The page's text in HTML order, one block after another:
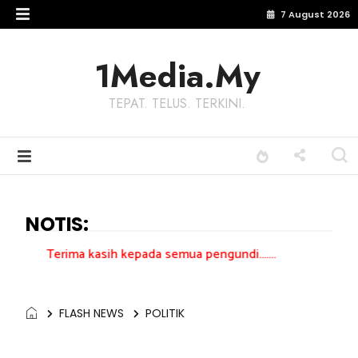
7 August 2026
1Media.My
TEPAT. TELUS. TERKINI.
NOTIS:
kasih kepada semua pengundi.......
FLASH NEWS POLITIK